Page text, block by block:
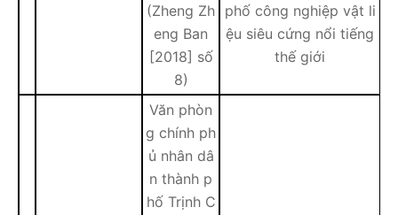
(Zheng Zh
eng Ban
[2018] số
8)
phố công nghiệp vật li
ệu siêu cứng nổi tiếng
thế giới
Văn phòn
g chính ph
ủ nhân dâ
n thành p
hố Trịnh C